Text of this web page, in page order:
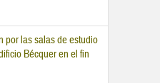
por las salas de estudio
Bécquer en el fin